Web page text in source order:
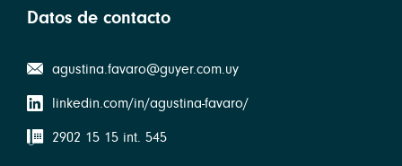
Datos de contacto
agustina.favaro@guyer.com.uy
linkedin.com/in/agustina-favaro/
2902 15 15 int. 545